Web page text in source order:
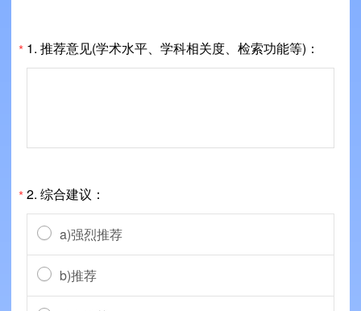
* 1. 推荐意见(学术水平、学科相关度、检索功能等)：
*2. 综合建议：
a)强烈推荐
b)推荐